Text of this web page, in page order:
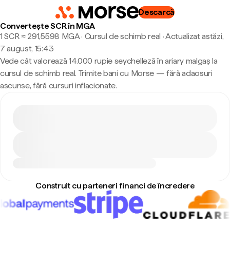
Descarcă
Convertește SCR în MGA
1 SCR ≈ 291,5598 MGA · Cursul de schimb real ·Actualizat astăzi,
7 august, 15:43
Vede cât valorează 14.000 rupie seychelleză în ariary malgaș la
cursul de schimb real. Trimite bani cu Morse — fără adaosuri
ascunse, fără cursuri inflacionate.
Construit cu parteneri financi de încredere